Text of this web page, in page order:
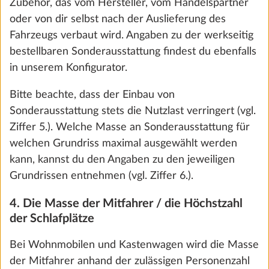
E-Trailer Starterpaket Basic
(Fahrzeugnivellierung und
Gasfüllstandanzeige per E-Trailer App)
0,8 kg
311 €
Hinzufügen
und das Auftreten dieser Toleranzen zu einer
faktischen Unterschreitung der Mindest-Nutzlast
führen kann, werden bei der maximalen Masse für
Sonderausstattung außerdem die gesetzlich
Berücksichtigt werden außerdem besondere
Ausstattungsmerkmale von
Ländervarianten/Sondermodellen, die nicht zur
Serienausstattung gehören.
Angaben zur maximalen Masse für
den technischen Daten.